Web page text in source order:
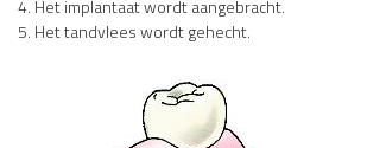
Het implantaat wordt aangebracht.
Het tandvlees wordt gehecht.